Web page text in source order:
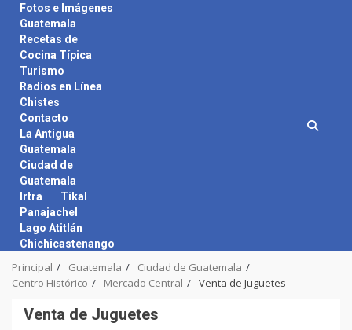
content
Fotos e Imágenes
Guatemala
Recetas de
Cocina Típica
Turismo
Radios en Línea
Chistes
Contacto
La Antigua
Guatemala
Ciudad de
Guatemala
Irtra
Tikal
Panajachel
Lago Atitlán
Chichicastenango
Principal Guatemala
Ciudad de Guatemala
Centro Histórico
Mercado Central Venta de Juguetes
Venta de Juguetes